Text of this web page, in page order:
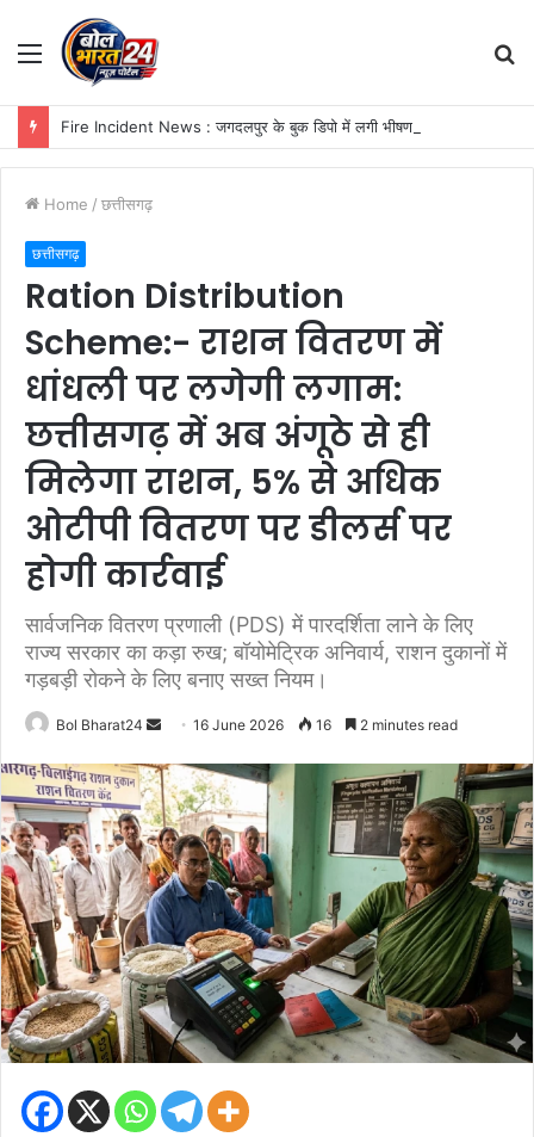
Menu
Home / छत्तीसगढ़
छत्तीसगढ़
Ration Distribution
Scheme:- राशन वितरण में
धांधली पर लगेगी लगाम:
छत्तीसगढ़ में अब अंगूठे से ही
मिलेगा राशन, 5% से अधिक
ओटीपी वितरण पर डीलर्स पर
होगी कार्रवाई
सार्वजनिक वितरण प्रणाली (PDS) में पारदर्शिता लाने के लिए
राज्य सरकार का कड़ा रुख; बॉयोमेट्रिक अनिवार्य, राशन दुकानों में
गड़बड़ी रोकने के लिए बनाए सख्त नियम।
Bol Bharat24
Send
email
16 June 2026 16 2 minutes read